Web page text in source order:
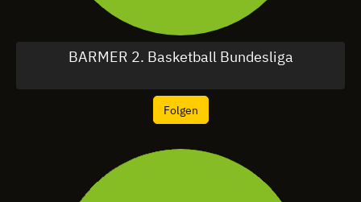
BARMER 2. Basketball Bundesliga
Folgen